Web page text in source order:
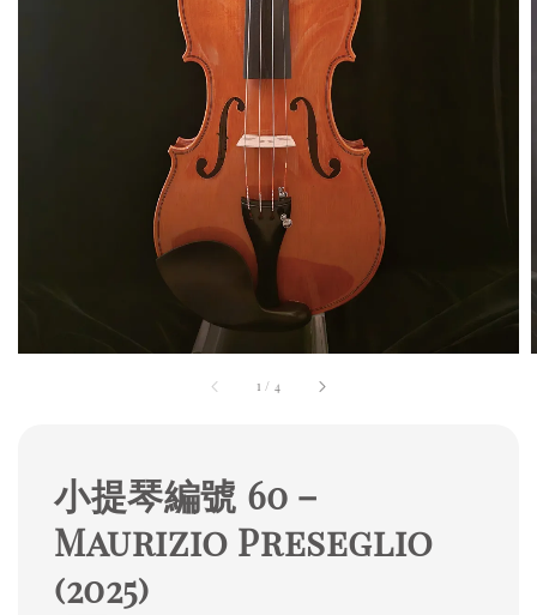
1 / 4
小提琴編號 60－
Maurizio Preseglio
(2025)